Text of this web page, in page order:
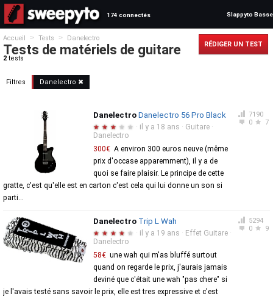
174 connectés Slappyto Basse
Accueil > Tests > Danelectro
Tests de matériels de guitare
2 tests
RÉDIGER UN TEST
Filtres Danelectro ✖
7190
0
7
Danelectro Danelectro 56 Pro Black
★ ★ ★ ★ ★ · il y a 18 ans · Guitare ·
Danelectro
300€ A environ 300 euros neuve (même
prix d'occase apparemment), il y a de
quoi se faire plaisir. Le principe de cette
gratte, c'est qu'elle est en carton c'est cela qui lui donne un son si
parti...
5294
0
9
Danelectro Trip L Wah
★ ★ ★ ★ ★ · il y a 19 ans · Effet Guitare ·
Danelectro
58€ une wah qui m'as bluffé surtout
quand on regarde le prix, j'aurais jamais
deviné que c'était une wah "pas chere" si
je l'avais testé sans savoir le prix, elle est tres expressive et c'est